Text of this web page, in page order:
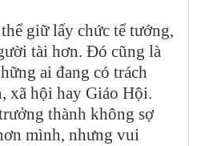
giữ lấy chức tể tướng,
tài hơn. Đó cũng là
ai đang có trách
xã hội hay Giáo Hội.
thành không sợ
mình, nhưng vui